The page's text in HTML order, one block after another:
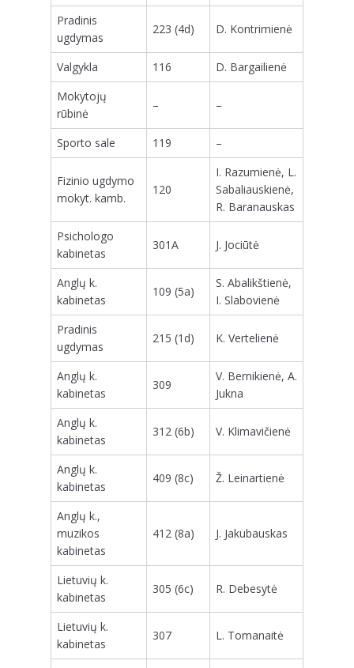
Pradinis
ugdymas
223 (4d) D. Kontrimienė
Valgykla 116
D. Bargailienė
Mokytojų
rūbinė
– –
Sporto sale 119 –
Fizinio ugdymo
mokyt. kamb.
120
I. Razumienė, L.
Sabaliauskienė,
R. Baranauskas
Psichologo
kabinetas
301A J. Jociūtė
Anglų k.
kabinetas
109 (5a)
S. Abalikštienė,
I. Slabovienė
Pradinis
ugdymas
215 (1d) K. Vertelienė
Anglų k.
kabinetas
309
V. Bernikienė, A.
Jukna
Anglų k.
kabinetas
312 (6b) V. Klimavičienė
Anglų k.
kabinetas
409 (8c) Ž. Leinartienė
Anglų k.,
muzikos
kabinetas
412 (8a) J. Jakubauskas
Lietuvių k.
kabinetas
305 (6c) R. Debesytė
Lietuvių k.
kabinetas
307 L. Tomanaitė